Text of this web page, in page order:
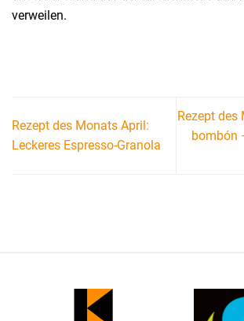
verweilen.
Rezept des Monats April:
Leckeres Espresso-Granola
Rezept des
bombón